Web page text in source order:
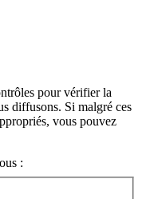
pour vérifier la
diffusons. Si malgré ces
vous pouvez
: